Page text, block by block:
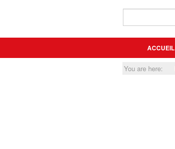
ACCUEIL
You are here: